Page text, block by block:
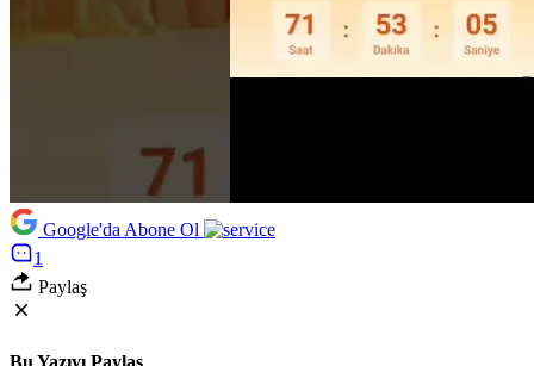
Google'da Abone Ol
1
Paylaş
Bu Yazıyı Paylaş